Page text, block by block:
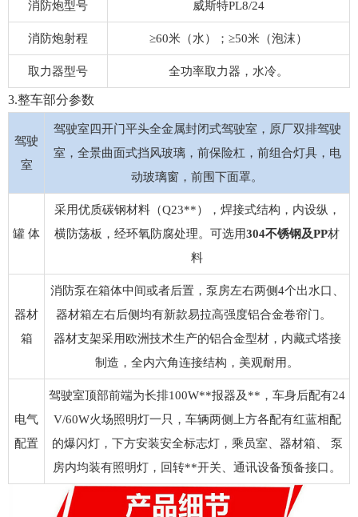
消防炮型号 威斯特PL8/24
消防炮射程 ≥60米（水）；≥50米（泡沫）
取力器型号 全功率取力器，水冷。
3.整车部分参数
驾驶
室
驾驶室四开门平头全金属封闭式驾驶室，原厂双排驾驶
室，全景曲面式挡风玻璃，前保险杠，前组合灯具，电
动玻璃窗，前围下面罩。
罐 体
采用优质碳钢材料（Q23**），焊接式结构，内设纵，
横防荡板，经环氧防腐处理。可选用304不锈钢及PP材
料
器材
箱
消防泵在箱体中间或者后置，泵房左右两侧4个出水口、
器材箱左右后侧均有新款易拉高强度铝合金卷帘门。
器材支架采用欧洲技术生产的铝合金型材，内藏式塔接
制造，全内六角连接结构，美观耐用。
电气
配置
驾驶室顶部前端为长排100W**报器及**，车身后配有24
V/60W火场照明灯一只，车辆两侧上方各配有红蓝相配
的爆闪灯，下方安装安全标志灯，乘员室、器材箱、 泵
房内均装有照明灯，回转**开关、通讯设备预备接口。